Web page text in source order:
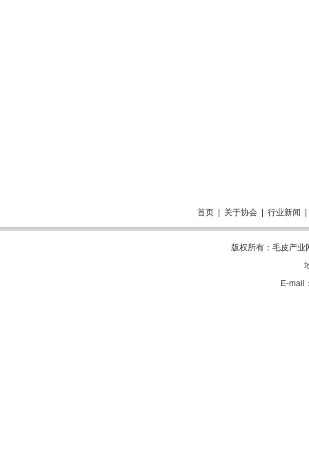
首页 关于协会 行业新闻
版权所有：毛皮产
E-mail